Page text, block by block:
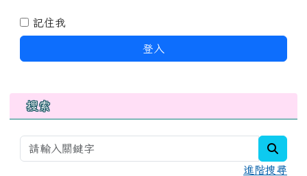
記住我
登入
搜索
進階搜尋